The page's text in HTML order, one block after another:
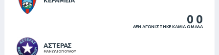
0 0
ΔΕΝ ΑΓΩΝΙΣΤΗΚΕ ΚΑΜΙΑ ΟΜΑΔΑ
ΑΣΤΕΡΑΣ
ΜΑΝΩΛΙΟΠΟΥΛΟΥ